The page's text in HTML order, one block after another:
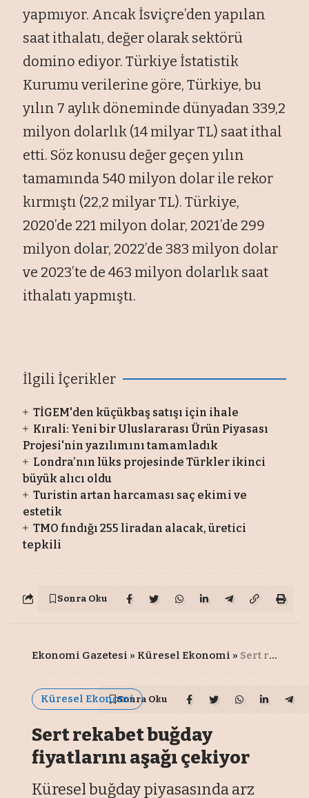
yapmıyor. Ancak İsviçre’den yapılan
saat ithalatı, değer olarak sektörü
domino ediyor. Türkiye İstatistik
Kurumu verilerine göre, Türkiye, bu
yılın 7 aylık döneminde dünyadan 339,2
milyon dolarlık (14 milyar TL) saat ithal
etti. Söz konusu değer geçen yılın
tamamında 540 milyon dolar ile rekor
kırmıştı (22,2 milyar TL). Türkiye,
2020’de 221 milyon dolar, 2021’de 299
milyon dolar, 2022’de 383 milyon dolar
ve 2023’te de 463 milyon dolarlık saat
ithalatı yapmıştı.
İlgili İçerikler
TİGEM'den küçükbaş satışı için ihale
Kırali: Yeni bir Uluslararası Ürün Piyasası
Projesi'nin yazılımını tamamladık
Londra’nın lüks projesinde Türkler ikinci
büyük alıcı oldu
Turistin artan harcaması saç ekimi ve
estetik
TMO fındığı 255 liradan alacak, üretici
tepkili
Sonra Oku
Ekonomi Gazetesi » Küresel Ekonomi » Sert rekabet buğday fiyatlarını aşağı çekiyor
Küresel EkonomiSonra Oku
Sert rekabet buğday
fiyatlarını aşağı çekiyor
Küresel buğday piyasasında arz